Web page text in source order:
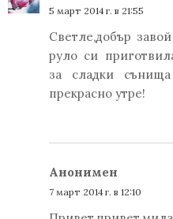
5 март 2014 г. в 21:55
Светле,добър
руло си
за сладки
прекрасно утре!
Анонимен
7 март 2014 г. в 12:10